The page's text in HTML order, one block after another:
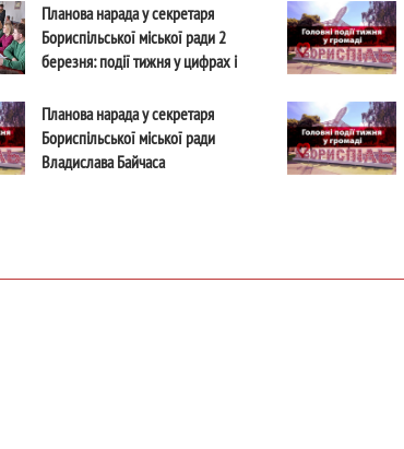
Планова нарада у секретаря
Бориспільської міської ради 2
березня: події тижня у цифрах і
Планова нарада у секретаря
Бориспільської міської ради
Владислава Байчаса